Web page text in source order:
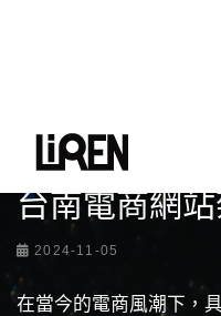
最新情報
台南電商網
2024-11-05
在當今的電商風潮下，